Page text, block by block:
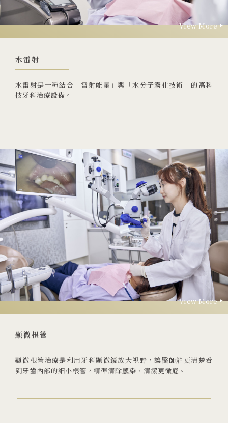
View More
View More
水雷射
水雷射是一種結合「雷射能量」與「水分子霧化技術」的高科
技牙科治療設備。
View More
View More
顯微根管
顯微根管治療是利用牙科顯微鏡放大視野，讓醫師能更清楚看
到牙齒內部的細小根管，精準清除感染、清潔更徹底。